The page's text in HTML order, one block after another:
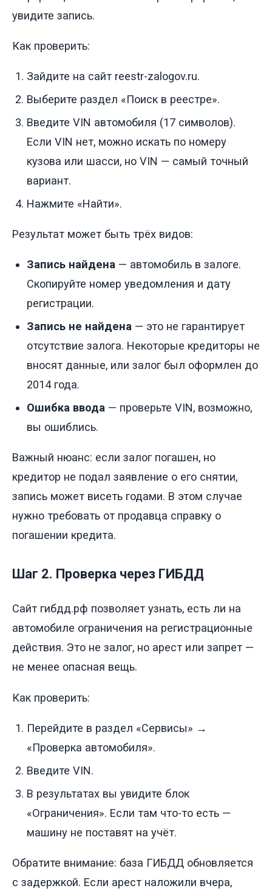
увидите запись.
Как проверить:
Зайдите на сайт reestr-zalogov.ru.
Выберите раздел «Поиск в реестре».
Введите VIN автомобиля (17 символов).
Если VIN нет, можно искать по номеру
кузова или шасси, но VIN — самый точный
вариант.
Нажмите «Найти».
Результат может быть трёх видов:
Запись найдена — автомобиль в залоге.
Скопируйте номер уведомления и дату
регистрации.
Запись не найдена — это не гарантирует
отсутствие залога. Некоторые кредиторы не
вносят данные, или залог был оформлен до
2014 года.
Ошибка ввода — проверьте VIN, возможно,
вы ошиблись.
Важный нюанс: если залог погашен, но
кредитор не подал заявление о его снятии,
запись может висеть годами. В этом случае
нужно требовать от продавца справку о
погашении кредита.
Шаг 2. Проверка через ГИБДД
Сайт гибдд.рф позволяет узнать, есть ли на
автомобиле ограничения на регистрационные
действия. Это не залог, но арест или запрет —
не менее опасная вещь.
Как проверить:
Перейдите в раздел «Сервисы» →
«Проверка автомобиля».
Введите VIN.
В результатах вы увидите блок
«Ограничения». Если там что-то есть —
машину не поставят на учёт.
Обратите внимание: база ГИБДД обновляется
с задержкой. Если арест наложили вчера,